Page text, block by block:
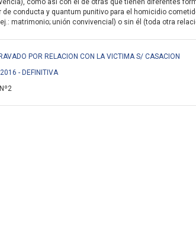
como así con el de otras que tienen diferentes
conducta y quantum punitivo para el homicidio
matrimonio; unión convivencial) o sin él (toda otra
POR RELACION CON LA VICTIMA S/ CASACION
- DEFINITIVA